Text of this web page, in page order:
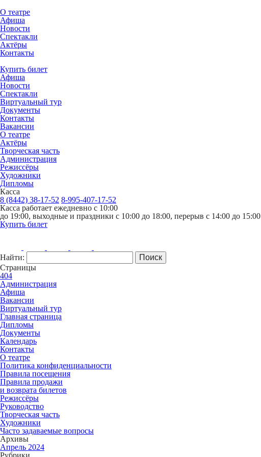
О театре
Афиша
Новости
Спектакли
Актёры
Контакты
Купить билет
Афиша
Новости
Спектакли
Виртуальный тур
Документы
Контакты
Вакансии
О театре
Актёры
Творческая часть
Администрация
Режиссёры
Художники
Дипломы
Касса
8 (8442) 38-17-52 8-995-407-17-52
Касса работает ежедневно с 10:00
до 19:00, выходные и праздники с 10:00 до 18:00, перерыв с 14:00 до 15:00
Купить билет
Найти:
Страницы
404
Администрация
Афиша
Вакансии
Виртуальный тур
Главная страница
Дипломы
Документы
Календарь
Контакты
О театре
Политика конфиденциальности
Правила посещения
Правила продажи
и возврата билетов
Режиссёры
Руководство
Творческая часть
Художники
Часто задаваемые вопросы
Архивы
Апрель 2024
Рубрики